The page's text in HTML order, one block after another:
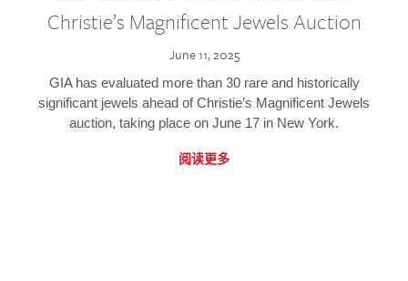
Christie’s Magnificent Jewels Auction
June 11, 2025
GIA has evaluated more than 30 rare and historically
significant jewels ahead of Christie’s Magnificent Jewels
auction, taking place on June 17 in New York.
阅读更多